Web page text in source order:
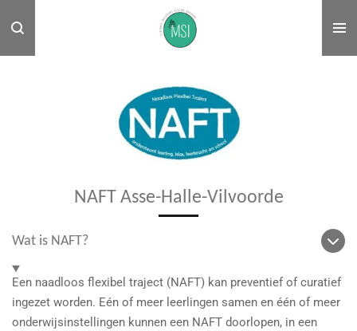
direct
naar
NAFT Asse-Halle-Vilvoorde
Wat is NAFT?
Een naadloos flexibel traject (NAFT) kan preventief of curatief
ingezet worden. Eén of meer leerlingen samen en één of meer
onderwijsinstellingen kunnen een NAFT doorlopen, in een